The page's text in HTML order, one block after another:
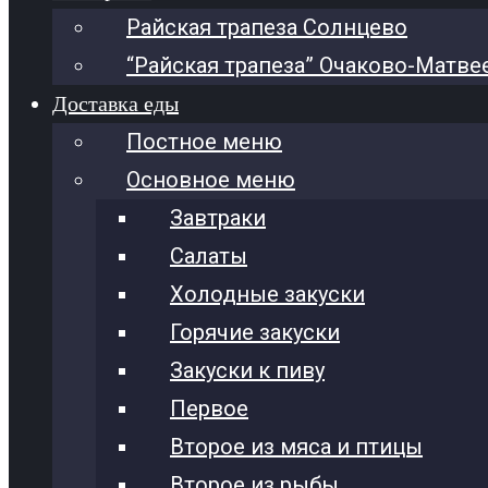
Райская трапеза Солнцево
“Райская трапеза” Очаково-
Доставка еды
Постное меню
Основное меню
Завтраки
Салаты
Холодные закуски
Горячие закуски
Закуски к пиву
Первое
Второе из мяса и птицы